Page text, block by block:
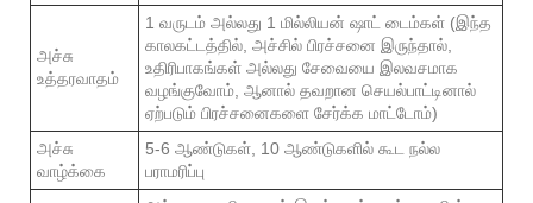
அச்சு
உத்தரவாதம்
1 வருடம் அல்லது 1 மில்லியன் ஷாட் டைம்கள் (இந்த
காலகட்டத்தில், அச்சில் பிரச்சனை இருந்தால்,
உதிரிபாகங்கள் அல்லது சேவையை இலவசமாக
வழங்குவோம், ஆனால் தவறான செயல்பாட்டினால்
ஏற்படும் பிரச்சனைகளை சேர்க்க மாட்டோம்)
அச்சு
வாழ்க்கை
5-6 ஆண்டுகள், 10 ஆண்டுகளில் கூட நல்ல
பராமரிப்பு